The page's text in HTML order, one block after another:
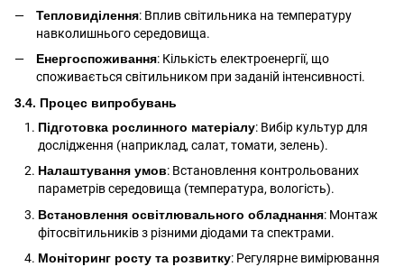
Тепловиділення: Вплив світильника на температуру
навколишнього середовища.
Енергоспоживання: Кількість електроенергії, що
споживається світильником при заданій інтенсивності.
3.4. Процес випробувань
Підготовка рослинного матеріалу: Вибір культур для
дослідження (наприклад, салат, томати, зелень).
Налаштування умов: Встановлення контрольованих
параметрів середовища (температура, вологість).
Встановлення освітлювального обладнання: Монтаж
фітосвітильників з різними діодами та спектрами.
Моніторинг росту та розвитку: Регулярне вимірювання